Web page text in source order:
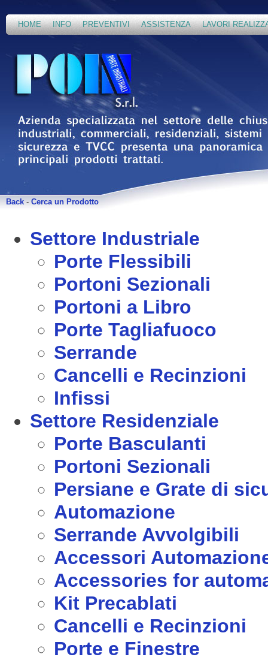
HOME INFO PREVENTIVI ASSISTENZA LAVORI
Back - Cerca un Prodotto
Settore Industriale
Porte Flessibili
Portoni Sezionali
Portoni a Libro
Porte Tagliafuoco
Serrande
Cancelli e Recinzioni
Infissi
Settore Residenziale
Porte Basculanti
Portoni Sezionali
Persiane e Grate di
Automazione
Serrande Avvolgibili
Accessori
Accessories for
Kit Precablati
Cancelli e Recinzioni
Porte e Finestre